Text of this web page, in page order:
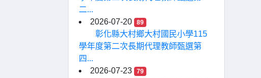
二...
2026-07-20
89
彰化縣大村鄉大村國民小學115
學年度第二次長期代理教師甄選第
四...
2026-07-23
79